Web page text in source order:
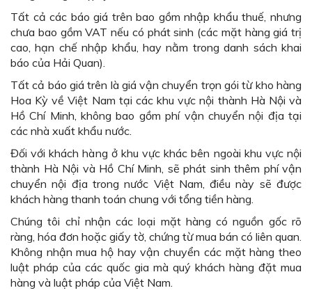
Tất cả các báo giá trên bao gồm nhập khẩu thuế, nhưng
chưa bao gồm VAT nếu có phát sinh (các mặt hàng giá trị
cao, hạn chế nhập khẩu, hay nằm trong danh sách khai
báo của Hải Quan).
Tất cả báo giá trên là giá vận chuyển trọn gói từ kho hàng
Hoa Kỳ về Việt Nam tại các khu vực nội thành Hà Nội và
Hồ Chí Minh, không bao gồm phí vận chuyển nội địa tại
các nhà xuất khẩu nước.
Đối với khách hàng ở khu vực khác bên ngoài khu vực nội
thành Hà Nội và Hồ Chí Minh, sẽ phát sinh thêm phí vận
chuyển nội địa trong nước Việt Nam, điều này sẽ được
khách hàng thanh toán chung với tổng tiền hàng.
Chúng tôi chỉ nhận các loại mặt hàng có nguồn gốc rõ
ràng, hóa đơn hoặc giấy tờ, chứng từ mua bán có liên quan.
Không nhận mua hộ hay vận chuyển các mặt hàng theo
luật pháp của các quốc gia mà quý khách hàng đặt mua
hàng và luật pháp của Việt Nam.